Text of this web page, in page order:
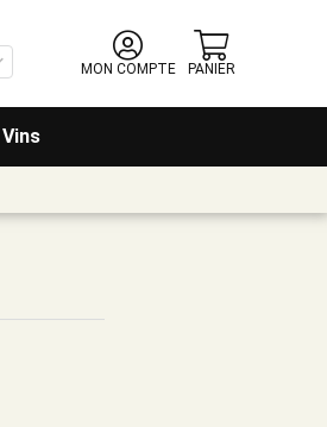
MON COMPTE
PANIER